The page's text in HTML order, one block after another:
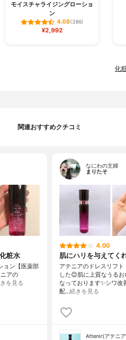
モイスチャライジングローショ
ン
4.08(386)
¥2,992
化
関連おすすめクチコミ
粧水
ョン【医薬部
アの
を見る
なにわの主婦
まりたそ
4.00
肌にハリを与えてく
アテニアのドレスリフ
した😊肌に上質なうる
なっております✨シワ改
配…続きを見る
Attenir(アテニ